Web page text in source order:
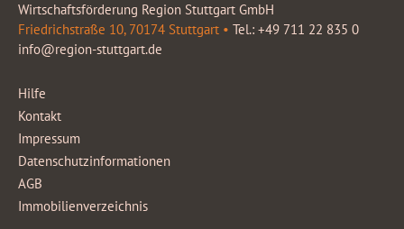
Wirtschaftsförderung Region Stuttgart GmbH
Friedrichstraße 10, 70174 Stuttgart • Tel.: +49 711 22 835 0
info@region-stuttgart.de
Hilfe
Kontakt
Impressum
Datenschutzinformationen
AGB
Immobilienverzeichnis